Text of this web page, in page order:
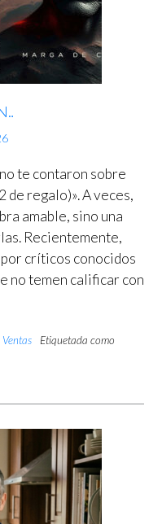
te contaron sobre
de regalo)». A veces,
amable, sino una
Recientemente,
críticos conocidos
no temen calificar con
Ventas
Etiquetada como